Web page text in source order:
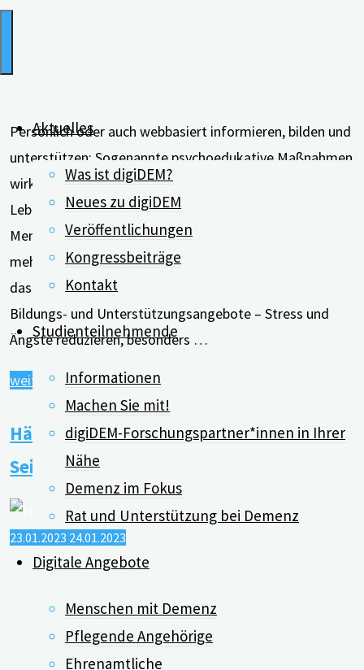
Aktuelles
Was ist digiDEM?
Neues zu digiDEM
Veröffentlichungen
Kongressbeiträge
Kontakt
Studienteilnehmende
Informationen
Machen Sie mit!
digiDEM-Forschungspartner*innen in Ihrer
Nähe
Demenz im Fokus
Rat und Unterstützung bei Demenz
Digitale Angebote
Menschen mit Demenz
Pflegende Angehörige
Ehrenamtliche
Persönlich oder auch webbasiert informieren, bilden und
unterstützen: Sogenannte psychoedukative Maßnahmen
wirken sich positiv auf die Gesundheit und die
Lebensqualität der pflegenden Angehörigen von
Menschen mit Demenz aus. Forschende haben in
mehreren wissenschaftlichen Studien herausgefunden,
dass psychoedukative Maßnahmen – also Schulungs-,
Bildungs- und Unterstützungsangebote – Stress und
Ängste reduzieren, besonders …
weiterlesen"Positiver
Effekt
von
Psychoedukation
auf
pflegende
Angehörige"
Häusliche Pflege hat auch ihre positiven
Seiten
23.01.2023 24.01.2023